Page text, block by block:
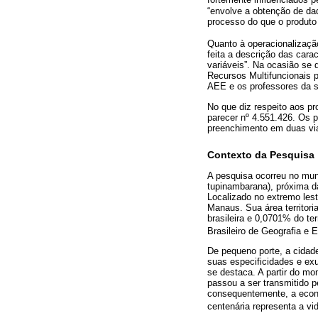
“envolve a obtenção de
processo do que o
Quanto à
feita a descrição das
variáveis”. Na ocasião se
Recursos Multifuncionais
AEE e os professores da
No que diz respeito aos
parecer nº 4.551.426. Os
preenchimento em duas
Contexto da Pesquisa
A pesquisa ocorreu no
tupinambarana), próxima
Localizado no extremo
Manaus. Sua área
brasileira e 0,0701% do
Brasileiro de Geografia e
De pequeno porte, a
suas especificidades e
se destaca. A partir do
passou a ser transmitido
consequentemente, a
centenária representa a